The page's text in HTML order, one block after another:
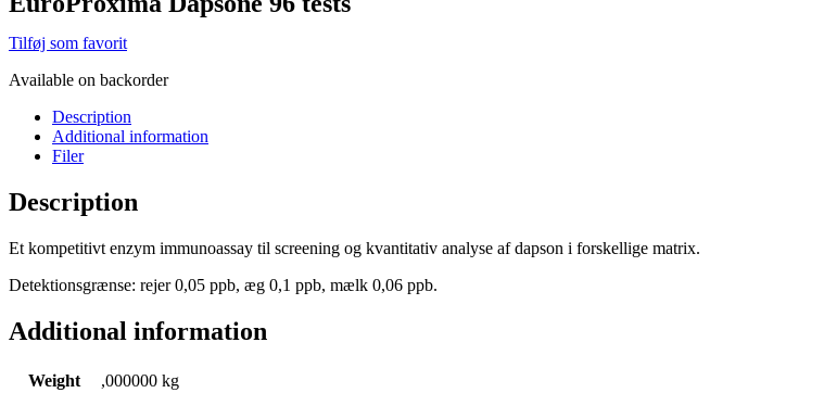
Tilføj som favorit
Available on backorder
Description
Additional information
Filer
Description
Et kompetitivt enzym immunoassay til screening og kvantitativ analyse af dapson i forskellige matrix.
Detektionsgrænse: rejer 0,05 ppb, æg 0,1 ppb, mælk 0,06 ppb.
Additional information
Weight
,000000 kg